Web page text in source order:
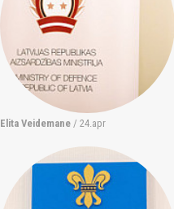
Elita Veidemane / 24.apr